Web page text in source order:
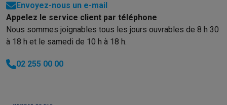
Envoyez-nous un e-mail
Appelez le service client par téléphone
Nous sommes joignables tous les jours ouvrables de 8 h 30
à 18 h et le samedi de 10 h à 18 h.
02 255 00 00